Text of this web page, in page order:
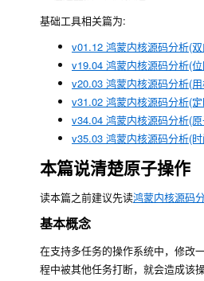
基础工具相关篇为:
v01.12 鸿蒙内核源码分析(
v19.04 鸿蒙内核源码分析(
v20.03 鸿蒙内核源码分析(
v31.02 鸿蒙内核源码分析(
v34.04 鸿蒙内核源码分析(
v35.03 鸿蒙内核源码分析(
本篇说清楚原子操作
读本篇之前建议先读鸿蒙内核源码
基本概念
在支持多任务的操作系统中，修改
程中被其他任务打断，就会造成该